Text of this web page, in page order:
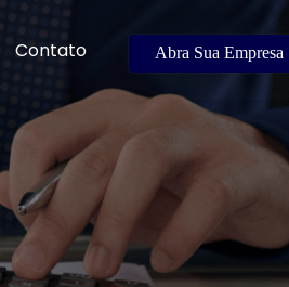
Contato Abra Sua Empresa